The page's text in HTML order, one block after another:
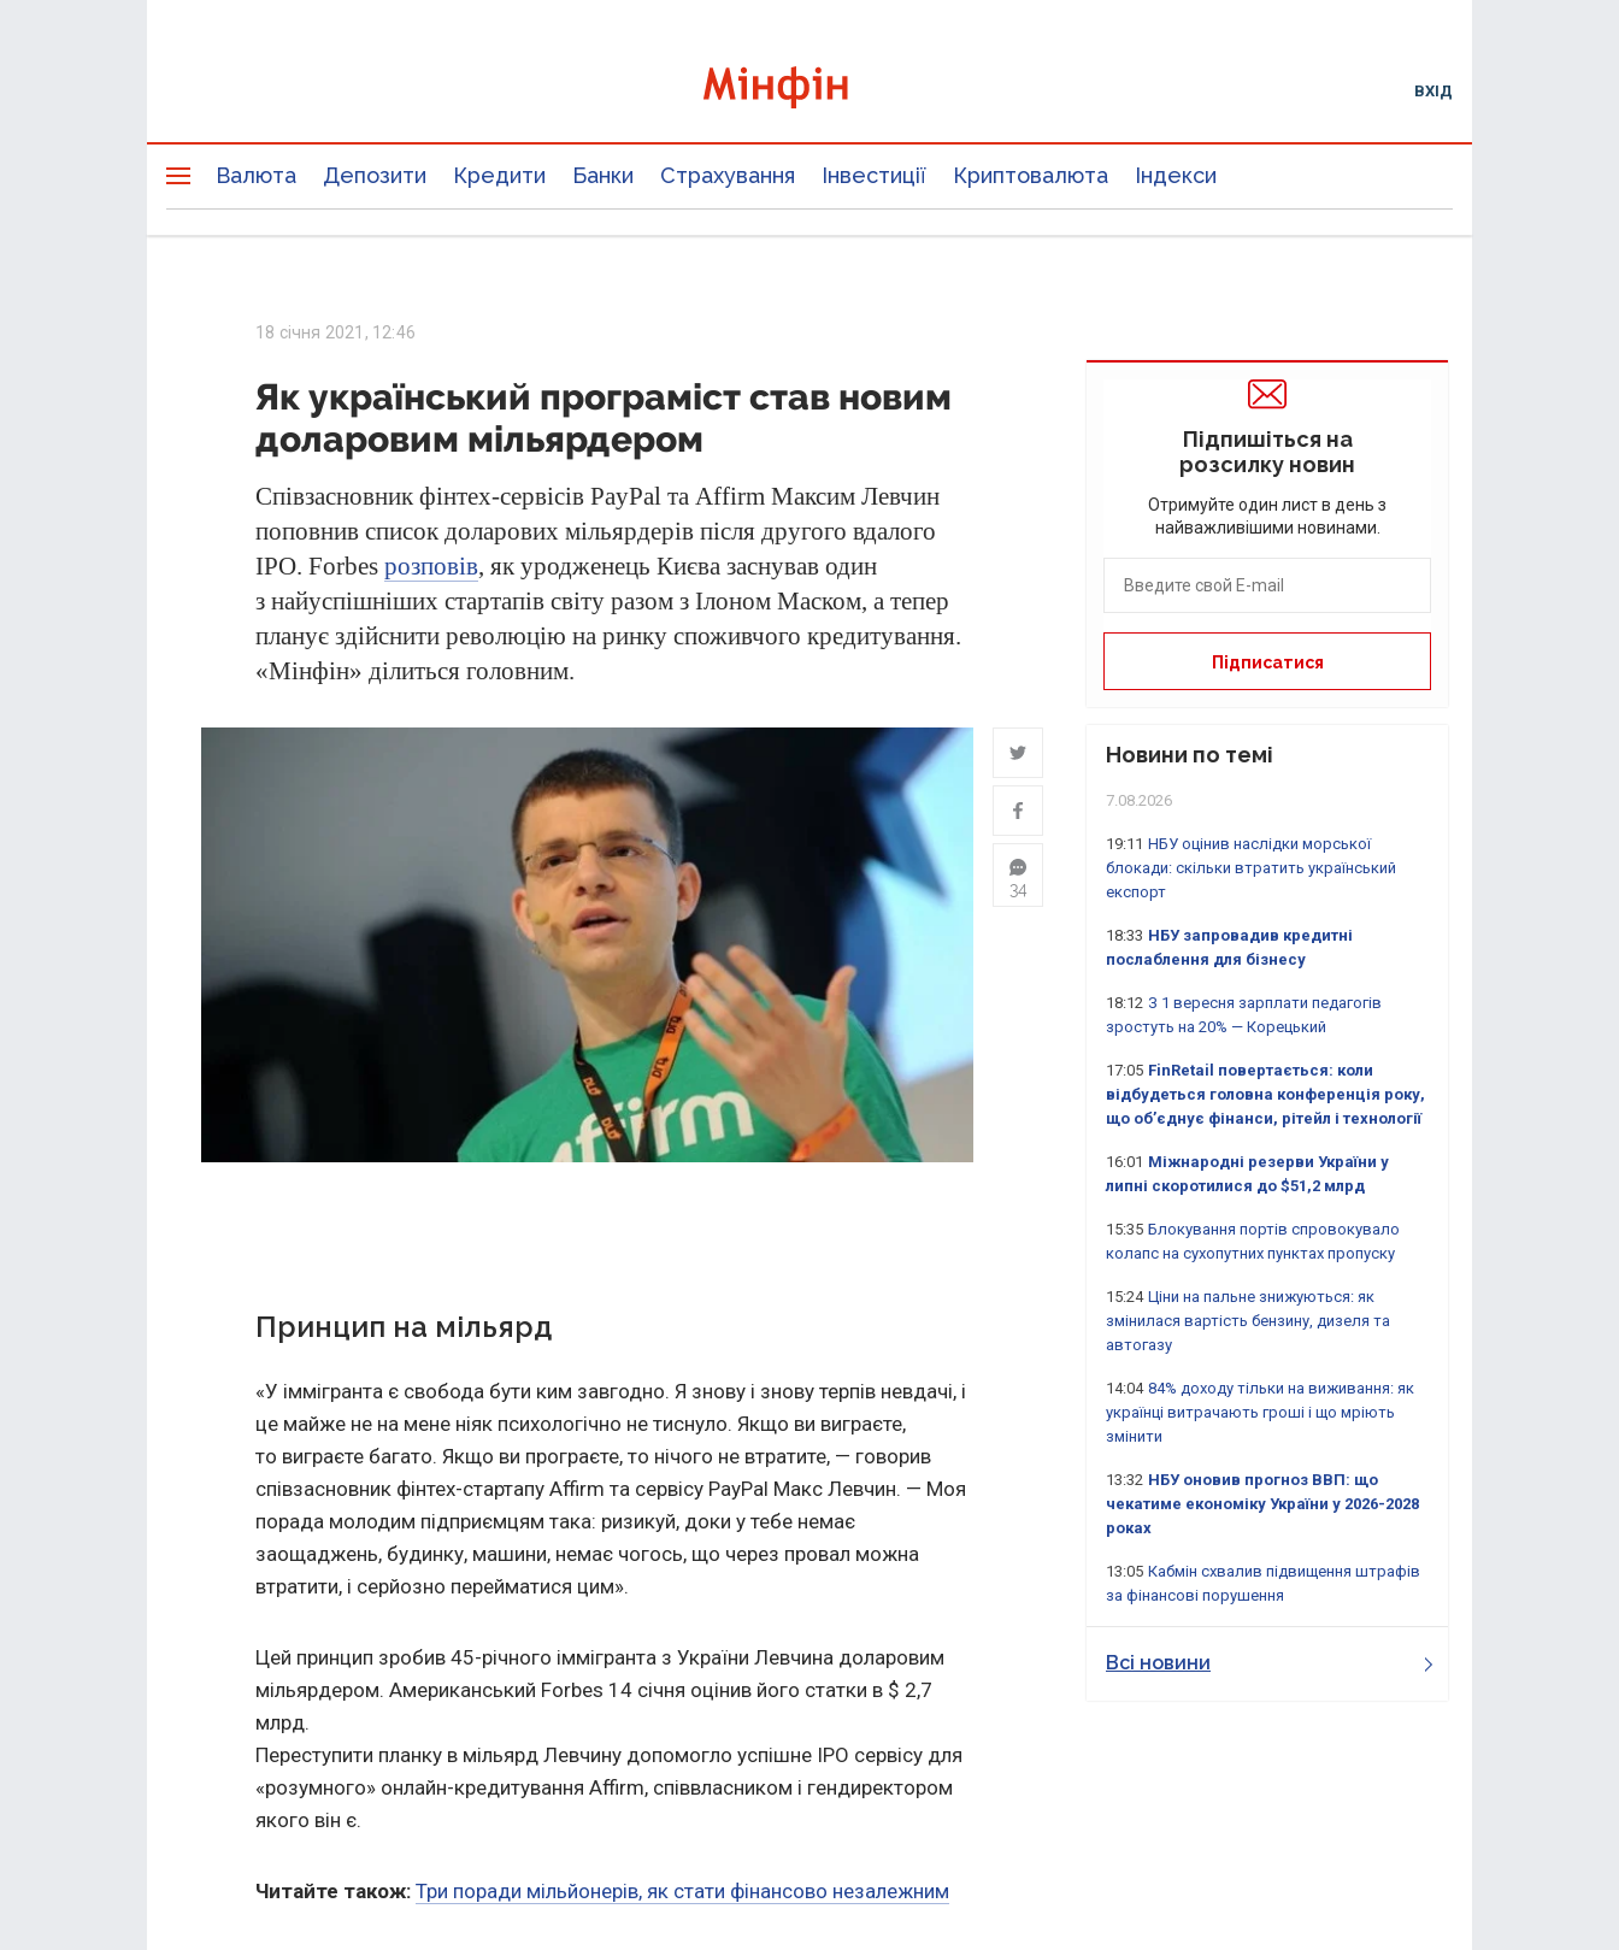
ВХІД
Валюта Депозити Кредити Банки Страхування Інвестиції Криптовалюта Індекси
18 січня 2021, 12:46
Як український програміст став новим
доларовим мільярдером
Співзасновник фінтех-сервісів PayPal та Affirm Максим Левчин
поповнив список доларових мільярдерів після другого вдалого
IPO. Forbes розповів, як уродженець Києва заснував один
з найуспішніших стартапів світу разом з Ілоном Маском, а тепер
планує здійснити революцію на ринку споживчого кредитування.
«Мінфін» ділиться головним.
34
Принцип на мільярд
«У іммігранта є свобода бути ким завгодно. Я знову і знову терпів невдачі, і
це майже не на мене ніяк психологічно не тиснуло. Якщо ви виграєте,
то виграєте багато. Якщо ви програєте, то нічого не втратите, — говорив
співзасновник фінтех-стартапу Affirm та сервісу PayPal Макс Левчин. — Моя
порада молодим підприємцям така: ризикуй, доки у тебе немає
заощаджень, будинку, машини, немає чогось, що через провал можна
втратити, і серйозно перейматися цим».
Цей принцип зробив 45-річного іммігранта з України Левчина доларовим
мільярдером. Американський Forbes 14 січня оцінив його статки в $ 2,7
млрд.
Переступити планку в мільярд Левчину допомогло успішне IPO сервісу для
«розумного» онлайн-кредитування Affirm, співвласником і гендиректором
якого він є.
Читайте також: Три поради мільйонерів, як стати фінансово незалежним
Підпишіться на
розсилку новин
Отримуйте один лист в день з
найважливішими новинами.
Новини по темі
7.08.2026
19:11 НБУ оцінив наслідки морської
блокади: скільки втратить український
експорт
18:33 НБУ запровадив кредитні
послаблення для бізнесу
18:12 З 1 вересня зарплати педагогів
зростуть на 20% — Корецький
17:05 FinRetail повертається: коли
відбудеться головна конференція року,
що об’єднує фінанси, рітейл і технології
16:01 Міжнародні резерви України у
липні скоротилися до $51,2 млрд
15:35 Блокування портів спровокувало
колапс на сухопутних пунктах пропуску
15:24 Ціни на пальне знижуються: як
змінилася вартість бензину, дизеля та
автогазу
14:04 84% доходу тільки на виживання: як
українці витрачають гроші і що мріють
змінити
13:32 НБУ оновив прогноз ВВП: що
чекатиме економіку України у 2026-2028
роках
13:05 Кабмін схвалив підвищення штрафів
за фінансові порушення
Всі новини